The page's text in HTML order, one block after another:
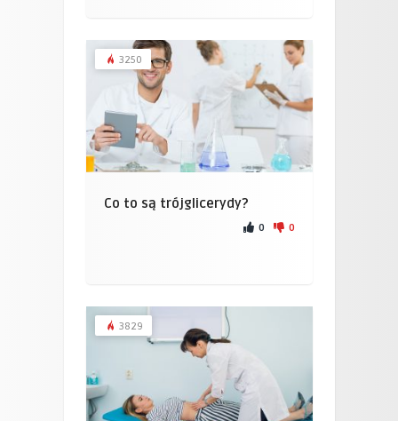
3250
Co to są trójglicerydy?
0 0
3829